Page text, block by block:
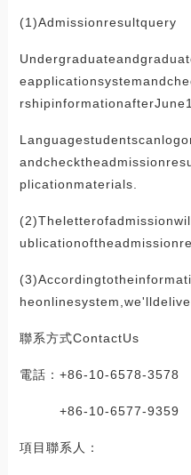
(1)Admissionresultquery
plicationmaterials.
聯系方式ContactUs
電話：+86-10-6578-3578
+86-10-6577-9359
項目聯系人：